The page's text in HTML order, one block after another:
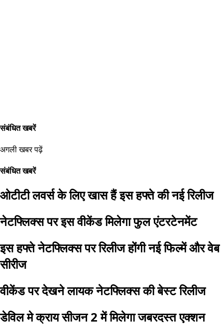
संबंधित खबरें
अगली खबर पढ़ें
संबंधित खबरें
ओटीटी लवर्स के लिए खास हैं इस हफ्ते की नई रिलीज
नेटफ्लिक्स पर इस वीकेंड मिलेगा फुल एंटरटेनमेंट
इस हफ्ते नेटफ्लिक्स पर रिलीज होंगी नई फिल्में और वेब
सीरीज
वीकेंड पर देखने लायक नेटफ्लिक्स की बेस्ट रिलीज
डेविल मे क्राय सीजन 2 में मिलेगा जबरदस्त एक्शन